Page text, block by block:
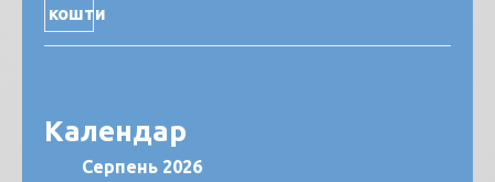
Календар
Серпень 2026